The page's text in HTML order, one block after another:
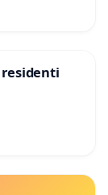
residenti